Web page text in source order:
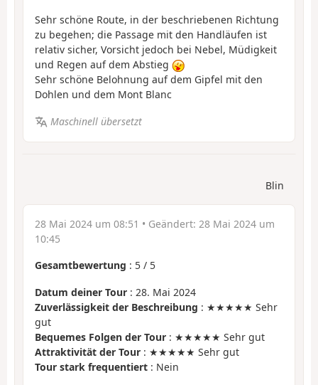
Sehr schöne Route, in der beschriebenen Richtung
zu begehen; die Passage mit den Handläufen ist
relativ sicher, Vorsicht jedoch bei Nebel, Müdigkeit
und Regen auf dem Abstieg
Sehr schöne Belohnung auf dem Gipfel mit den
Dohlen und dem Mont Blanc
Maschinell übersetzt
Blin
28 Mai 2024 um 08:51 • Geändert: 28 Mai 2024 um
10:45
Gesamtbewertung : 5 / 5
Datum deiner Tour : 28. Mai 2024
Zuverlässigkeit der Beschreibung : ★★★★★ Sehr
gut
Bequemes Folgen der Tour : ★★★★★ Sehr gut
Attraktivität der Tour : ★★★★★ Sehr gut
Tour stark frequentiert : Nein